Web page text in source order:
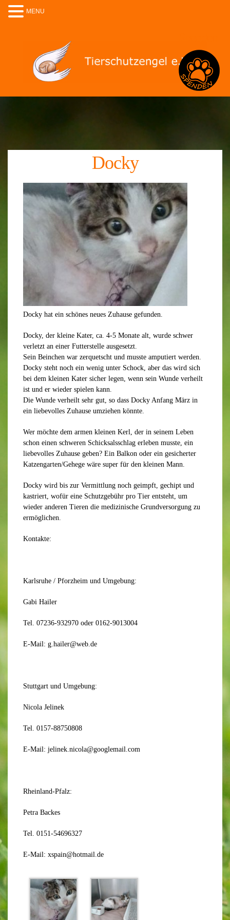
Docky
Docky hat ein schönes neues Zuhause gefunden.
Docky, der kleine Kater, ca. 4-5 Monate alt, wurde schwer
verletzt an einer Futterstelle ausgesetzt.
Sein Beinchen war zerquetscht und musste amputiert werden.
Docky steht noch ein wenig unter Schock, aber das wird sich
bei dem kleinen Kater sicher legen, wenn sein Wunde verheilt
ist und er wieder spielen kann.
Die Wunde verheilt sehr gut, so dass Docky Anfang März in
ein liebevolles Zuhause umziehen könnte.
Wer möchte dem armen kleinen Kerl, der in seinem Leben
schon einen schweren Schicksalsschlag erleben musste, ein
liebevolles Zuhause geben? Ein Balkon oder ein gesicherter
Katzengarten/Gehege wäre super für den kleinen Mann.
Docky wird bis zur Vermittlung noch geimpft, gechipt und
kastriert, wofür eine Schutzgebühr pro Tier entsteht, um
wieder anderen Tieren die medizinische Grundversorgung zu
ermöglichen.
Kontakte:
Karlsruhe / Pforzheim und Umgebung:
Gabi Hailer
Tel. 07236-932970 oder 0162-9013004
E-Mail: g.hailer@web.de
Stuttgart und Umgebung:
Nicola Jelinek
Tel. 0157-88750808
E-Mail: jelinek.nicola@googlemail.com
Rheinland-Pfalz:
Petra Backes
Tel. 0151-54696327
E-Mail: xspain@hotmail.de
MENU